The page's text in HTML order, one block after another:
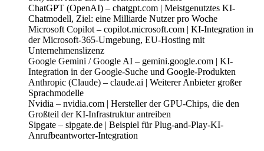
ChatGPT (OpenAI) – chatgpt.com | Meistgenutztes KI-
Chatmodell, Ziel: eine Milliarde Nutzer pro Woche
Microsoft Copilot – copilot.microsoft.com | KI-Integration in
der Microsoft-365-Umgebung, EU-Hosting mit
Unternehmenslizenz
Google Gemini / Google AI – gemini.google.com | KI-
Integration in der Google-Suche und Google-Produkten
Anthropic (Claude) – claude.ai | Weiterer Anbieter großer
Sprachmodelle
Nvidia – nvidia.com | Hersteller der GPU-Chips, die den
Großteil der KI-Infrastruktur antreiben
Sipgate – sipgate.de | Beispiel für Plug-and-Play-KI-
Anrufbeantworter-Integration